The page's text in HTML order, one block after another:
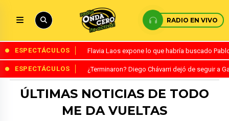
RADIO EN VIVO
ESPECTÁCULOS Flavia Laos expone lo que habría buscado
ESPECTÁCULOS ¿Terminaron? Diego Chávarri dejó de seguir a
ÚLTIMAS NOTICIAS DE TODO
ME DA VUELTAS